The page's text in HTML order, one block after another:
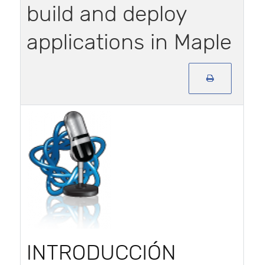
build and deploy
applications in Maple
INTRODUCCIÓN